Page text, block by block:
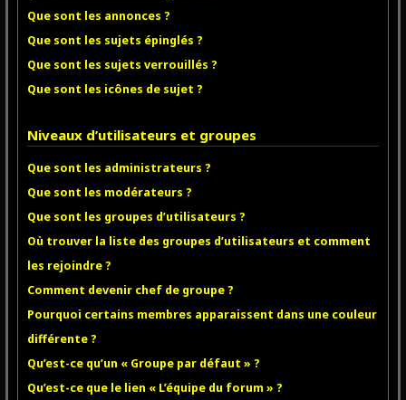
Que sont les annonces ?
Que sont les sujets épinglés ?
Que sont les sujets verrouillés ?
Que sont les icônes de sujet ?
Niveaux d’utilisateurs et groupes
Que sont les administrateurs ?
Que sont les modérateurs ?
Que sont les groupes d’utilisateurs ?
Où trouver la liste des groupes d’utilisateurs et comment
les rejoindre ?
Comment devenir chef de groupe ?
Pourquoi certains membres apparaissent dans une couleur
différente ?
Qu’est-ce qu’un « Groupe par défaut » ?
Qu’est-ce que le lien « L’équipe du forum » ?